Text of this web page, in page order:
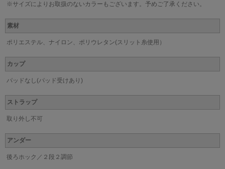
※サイズによりお取扱のないカラーもございます。予めご了承ください。
素材
ポリエステル、ナイロン、ポリウレタン(スリット糸使用）
カップ
パッドなし(パッド受けあり)
ストラップ
取り外し不可
アンダー
後ろホック／２段２調節